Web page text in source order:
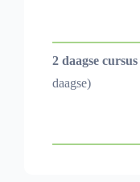
2 daagse cursus
daagse)